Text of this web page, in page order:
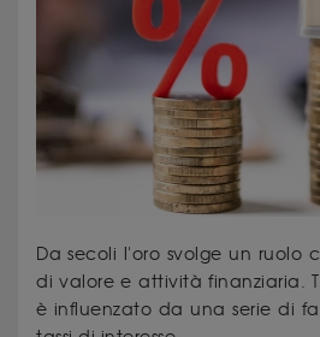
Da secoli l'oro svolge un ruolo
di valore e attività finanziaria.
è influenzato da una serie di